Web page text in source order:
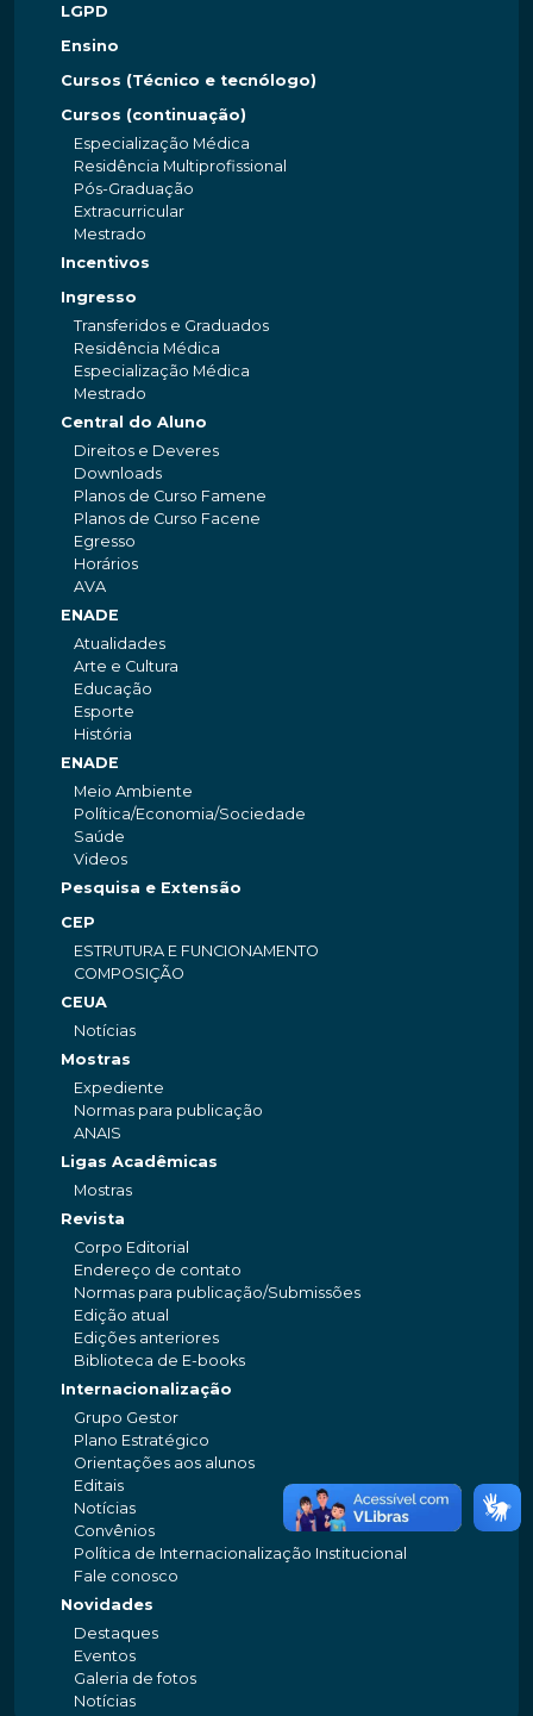
LGPD
Ensino
Cursos (Técnico e tecnólogo)
Cursos (continuação)
Especialização Médica
Residência Multiprofissional
Pós-Graduação
Extracurricular
Mestrado
Incentivos
Ingresso
Transferidos e Graduados
Residência Médica
Especialização Médica
Mestrado
Central do Aluno
Direitos e Deveres
Downloads
Planos de Curso Famene
Planos de Curso Facene
Egresso
Horários
AVA
ENADE
Atualidades
Arte e Cultura
Educação
Esporte
História
ENADE
Meio Ambiente
Política/Economia/Sociedade
Saúde
Videos
Pesquisa e Extensão
CEP
ESTRUTURA E FUNCIONAMENTO
COMPOSIÇÃO
CEUA
Notícias
Mostras
Expediente
Normas para publicação
ANAIS
Ligas Acadêmicas
Mostras
Revista
Corpo Editorial
Endereço de contato
Normas para publicação/Submissões
Edição atual
Edições anteriores
Biblioteca de E-books
Internacionalização
Grupo Gestor
Plano Estratégico
Orientações aos alunos
Editais
Notícias
Convênios
Política de Internacionalização Institucional
Fale conosco
Novidades
Destaques
Eventos
Galeria de fotos
Notícias